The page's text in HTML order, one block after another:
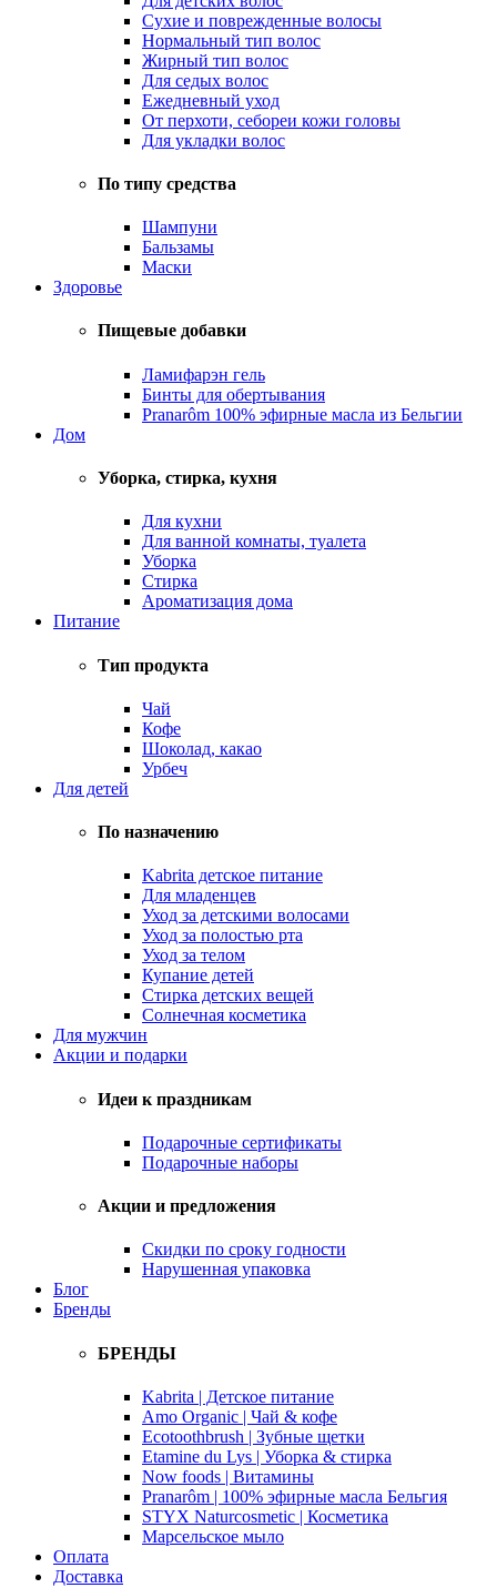
Сухие и поврежденные волосы
Нормальный тип волос
Жирный тип волос
Для седых волос
Ежедневный уход
От перхоти, себореи кожи головы
Для укладки волос
По типу средства
Шампуни
Бальзамы
Маски
Здоровье
Пищевые добавки
Ламифарэн гель
Бинты для обертывания
Pranarôm 100% эфирные масла из Бельгии
Дом
Уборка, стирка, кухня
Для кухни
Для ванной комнаты, туалета
Уборка
Стирка
Ароматизация дома
Питание
Тип продукта
Чай
Кофе
Шоколад, какао
Урбеч
Для детей
По назначению
Kabrita детское питание
Для младенцев
Уход за детскими волосами
Уход за полостью рта
Уход за телом
Купание детей
Стирка детских вещей
Солнечная косметика
Для мужчин
Акции и подарки
Идеи к праздникам
Подарочные сертификаты
Подарочные наборы
Акции и предложения
Скидки по сроку годности
Нарушенная упаковка
Блог
Бренды
БРЕНДЫ
Kabrita | Детское питание
Amo Organic | Чай & кофе
Ecotoothbrush | Зубные щетки
Etamine du Lys | Уборка & стирка
Now foods | Витамины
Pranarôm | 100% эфирные масла Бельгия
STYX Naturcosmetic | Косметика
Марсельское мыло
Оплата
Доставка